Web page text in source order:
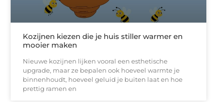
Kozijnen kiezen die je huis stiller warmer en
mooier maken
Nieuwe kozijnen lijken vooral een esthetische
upgrade, maar ze bepalen ook hoeveel warmte je
binnenhoudt, hoeveel geluid je buiten laat en hoe
prettig ramen en